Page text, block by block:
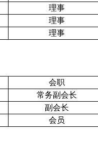
理事
理事
理事
会职
常务副会长
副会长
会员